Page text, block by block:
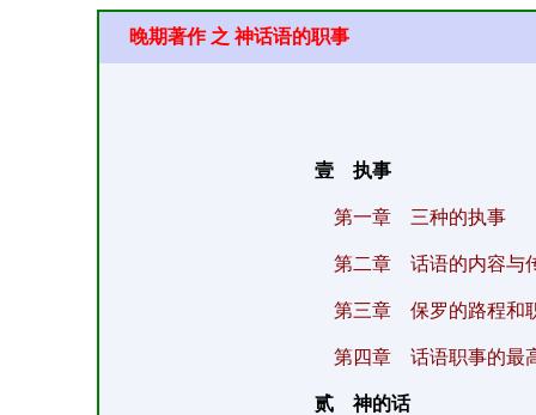
晚期著作 之 神话语的职事
壹 执事
第一章 三种的执事
第二章 话语的内容与
第三章 保罗的路程和
第四章 话语职事的最
贰 神的话